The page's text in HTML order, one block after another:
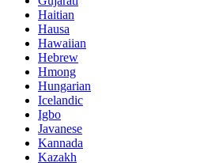
Haitian
Hausa
Hawaiian
Hebrew
Hmong
Hungarian
Icelandic
Igbo
Javanese
Kannada
Kazakh